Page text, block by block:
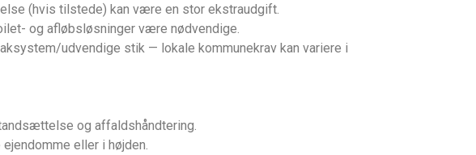
(hvis tilstede) kan være en stor ekstraudgift.
og afløbsløsninger være nødvendige.
udvendige stik — lokale kommunekrav kan variere i
og affaldshåndtering.
eller i højden.